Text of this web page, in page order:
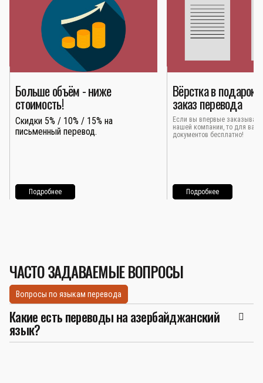
Больше объём - ниже
стоимость!
Скидки 5% / 10% / 15% на
письменный перевод.
Подробнее
Вёрстка в подарок
заказ перевода
Если вы впервые
нашей компании, то для вас
документов бесплатно!
Подробнее
ЧАСТО ЗАДАВАЕМЫЕ ВОПРОСЫ
Вопросы по языкам перевода
Какие есть переводы на азербайджанский
язык?